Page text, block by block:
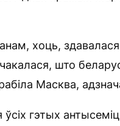
хоць,
што
Масква,
гэтых